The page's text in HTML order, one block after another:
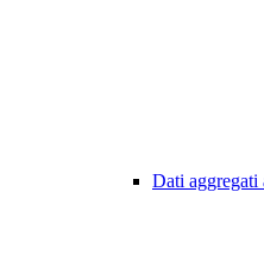
Dati aggregati